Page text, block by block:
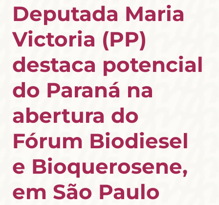
Deputada Maria
Victoria (PP)
destaca potencial
do Paraná na
abertura do
Fórum Biodiesel
e Bioquerosene,
em São Paulo